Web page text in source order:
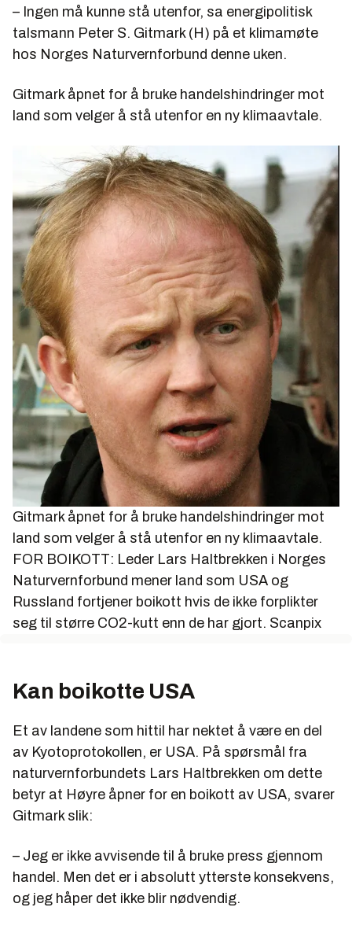
– Ingen må kunne stå utenfor, sa energipolitisk
talsmann Peter S. Gitmark (H) på et klimamøte
hos Norges Naturvernforbund denne uken.
Gitmark åpnet for å bruke handelshindringer mot
land som velger å stå utenfor en ny klimaavtale.
Gitmark åpnet for å bruke handelshindringer mot
land som velger å stå utenfor en ny klimaavtale.
FOR BOIKOTT: Leder Lars Haltbrekken i Norges
Naturvernforbund mener land som USA og
Russland fortjener boikott hvis de ikke forplikter
seg til større CO2-kutt enn de har gjort. Scanpix
Kan boikotte USA
Et av landene som hittil har nektet å være en del
av Kyotoprotokollen, er USA. På spørsmål fra
naturvernforbundets Lars Haltbrekken om dette
betyr at Høyre åpner for en boikott av USA, svarer
Gitmark slik:
– Jeg er ikke avvisende til å bruke press gjennom
handel. Men det er i absolutt ytterste konsekvens,
og jeg håper det ikke blir nødvendig.